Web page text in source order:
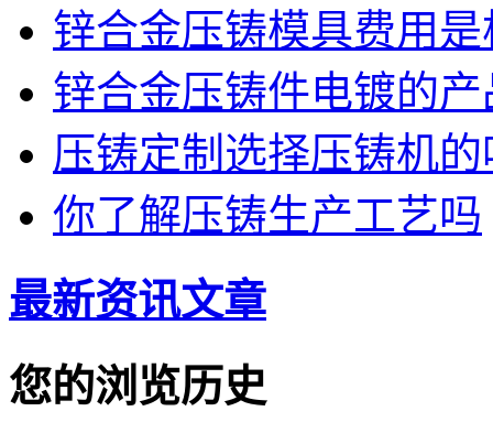
锌合金压铸模具费用
锌合金压铸件电镀的
压铸定制选择压铸机
你了解压铸生产工艺吗
最新资讯文章
您的浏览历史